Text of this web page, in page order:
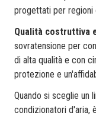
progettati per regioni
Qualità costruttiva
sovratensione per
di alta qualità e con
protezione e
Quando si sceglie un
condizionatori d'aria,